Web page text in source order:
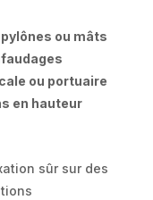
ou mâts
ou portuaire
en hauteur
sûr sur des